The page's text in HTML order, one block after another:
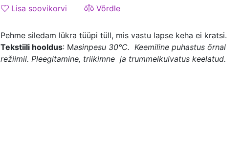
Lisa soovikorvi Võrdle
Pehme siledam lükra tüüpi tüll, mis vastu lapse keha ei kratsi.
Tekstiili hooldus: Masinpesu 30°C. Keemiline puhastus õrnal
režiimil. Pleegitamine, triikimne ja trummelkuivatus keelatud.